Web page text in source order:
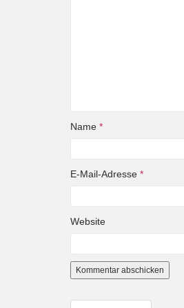
Name *
E-Mail-Adresse *
Website